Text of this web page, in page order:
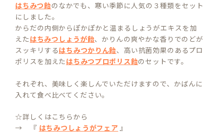
はちみつ飴のなかでも、寒い季節に人気の３種類をセット
にしました。
からだの内側からぽかぽかと温まるしょうがエキスを加
えたはちみつしょうが飴、かりんの爽やかな香りでのどが
スッキリするはちみつかりん飴、高い抗菌効果のあるプロ
ポリスを加えたはちみつプロポリス飴のセットです。
それぞれ、美味しく楽しんでいただけますので、かばんに
入れて食べ比べてください。
☆詳しくはこちらから
→ 『 はちみつしょうがフェア 』